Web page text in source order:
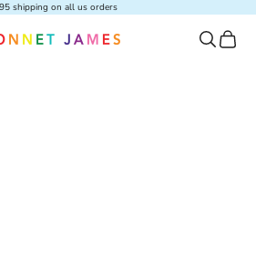
shipping on all us orders
James Search
Cart